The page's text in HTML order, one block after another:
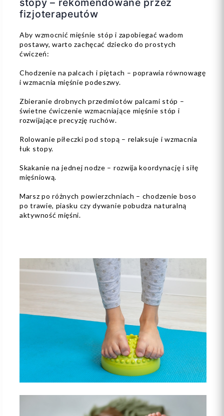
fizjoterapeutów
Aby wzmocnić mięśnie stóp i zapobiegać wadom
postawy, warto zachęcać dziecko do prostych
ćwiczeń:
Chodzenie na palcach i piętach – poprawia równowagę
i wzmacnia mięśnie podeszwy.
Zbieranie drobnych przedmiotów palcami stóp –
świetne ćwiczenie wzmacniające mięśnie stóp i
rozwijające precyzję ruchów.
Rolowanie piłeczki pod stopą – relaksuje i wzmacnia
łuk stopy.
Skakanie na jednej nodze – rozwija koordynację i siłę
mięśniową.
Marsz po różnych powierzchniach – chodzenie boso
po trawie, piasku czy dywanie pobudza naturalną
aktywność mięśni.